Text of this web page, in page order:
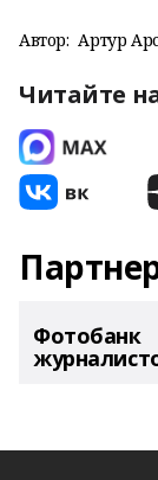
Автор: Артур
Читайте
Фотобанк